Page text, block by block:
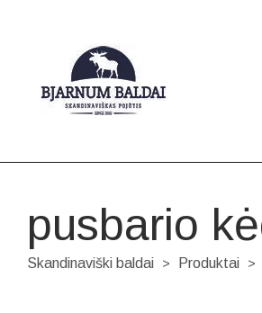
pusbario
Skandinaviški baldai > Produktai >